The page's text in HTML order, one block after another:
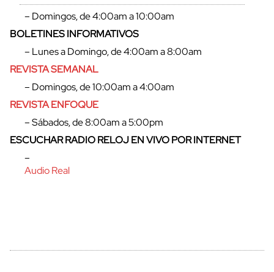
– Domingos, de 4:00am a 10:00am
BOLETINES INFORMATIVOS
– Lunes a Domingo, de 4:00am a 8:00am
REVISTA SEMANAL
– Domingos, de 10:00am a 4:00am
REVISTA ENFOQUE
– Sábados, de 8:00am a 5:00pm
ESCUCHAR RADIO RELOJ EN VIVO POR INTERNET
–
Audio Real